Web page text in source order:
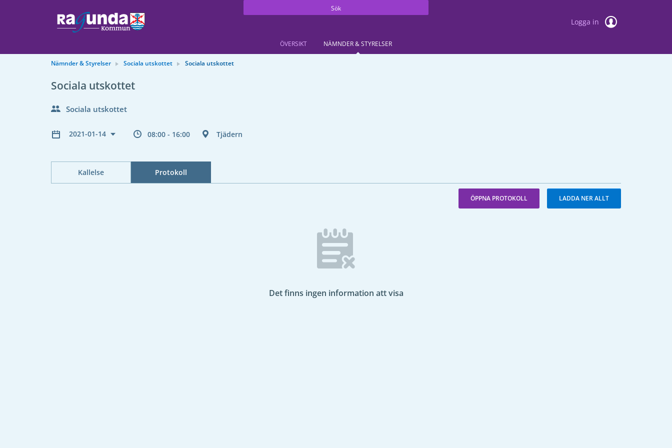
Sök
Logga in
ÖVERSIKT NÄMNDER & STYRELSER
Nämnder & Styrelser Sociala utskottet Sociala utskottet
Sociala utskottet
Sociala utskottet
2021-01-14 08:00 - 16:00 Tjädern
Kallelse Protokoll
ÖPPNA PROTOKOLL LADDA NER ALLT
Det finns ingen information att visa